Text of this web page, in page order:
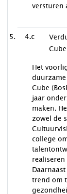
versturen
4.c
Het
Cube
jaar
maken.
zowel de
college
trend om